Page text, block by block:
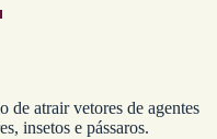
de atrair vetores de agentes
insetos e pássaros.